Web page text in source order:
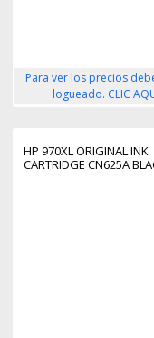
Para ver los precios
logueado. CLIC
HP 970XL ORIGINAL INK
CARTRIDGE CN625A